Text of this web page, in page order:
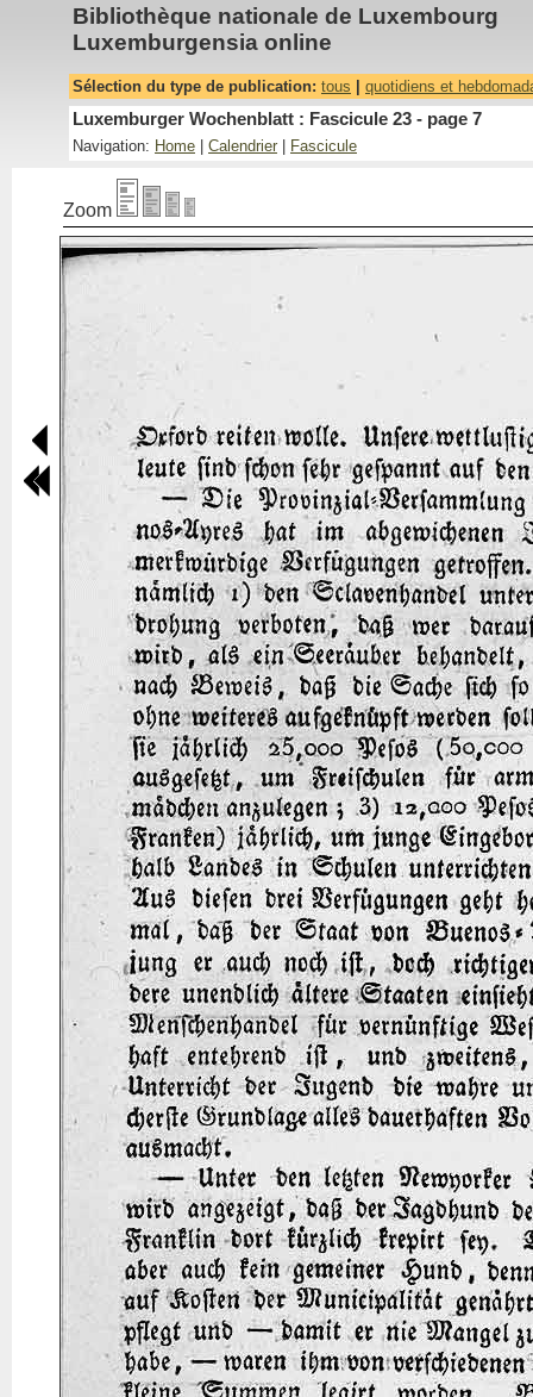
Bibliothèque nationale de Luxembourg
Luxemburgensia online
Sélection du type de publication: tous quotidiens et
Luxemburger Wochenblatt : Fascicule 23 - page 7
Navigation: Home Calendrier Fascicule
Zoom